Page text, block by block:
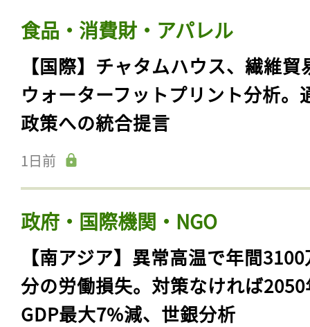
食品・消費財・アパレル
【国際】チャタムハウス、繊維貿
ウォーターフットプリント分析。
政策への統合提言
1日前
政府・国際機関・NGO
【南アジア】異常高温で年間
分の労働損失。対策なければ
GDP最大7%減、世銀分析